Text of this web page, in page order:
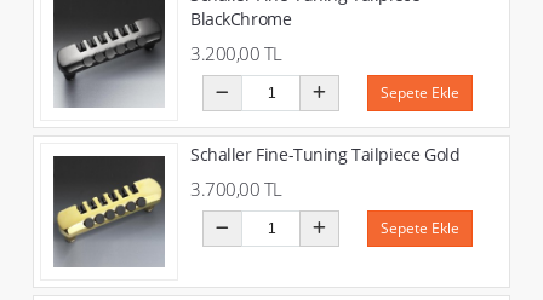
BlackChrome
3.200,00 TL
Sepete Ekle
Schaller Fine-Tuning Tailpiece Gold
3.700,00 TL
Sepete Ekle